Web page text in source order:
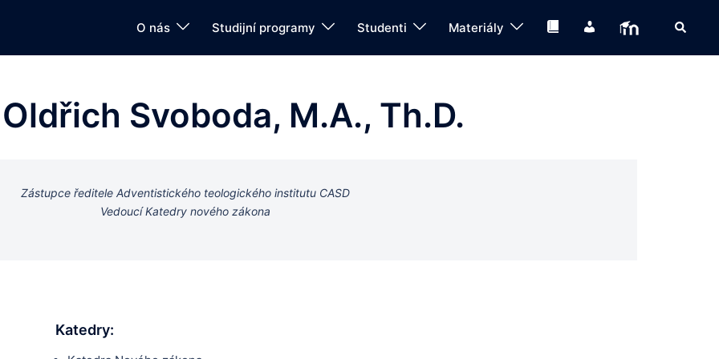
O nás Studijní programy Studenti Materiály Knihovna MoodleSearch
Svoboda, M.A., Th.D.
Zástupce ředitele Adventistického teologického institutu CASD
Vedoucí Katedry nového zákona
Katedry: